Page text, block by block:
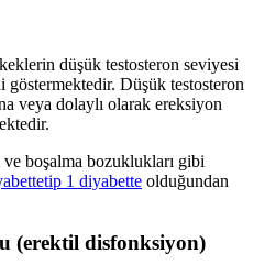
düşük testosteron seviyesi
Düşük testosteron
veya dolaylı olarak ereksiyon
boşalma bozuklukları gibi
tip 1 diyabette olduğundan
(erektil disfonksiyon)